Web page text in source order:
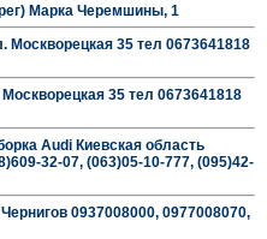
Марка Черемшины, 1
Москворецкая 35 тел 0673641818
35 тел 0673641818
Audi Киевская область
32-07, (063)05-10-777, (095)42-
0937008000, 0977008070,